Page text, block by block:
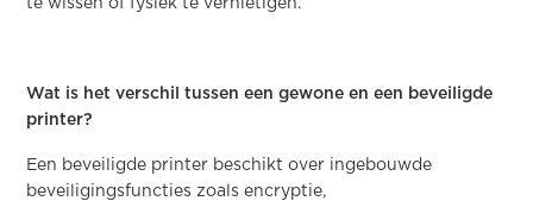
te wissen of fysiek te vernietigen.
Wat is het verschil tussen een gewone en een beveiligde
printer?
Een beveiligde printer beschikt over ingebouwde
beveiligingsfuncties zoals encryptie,